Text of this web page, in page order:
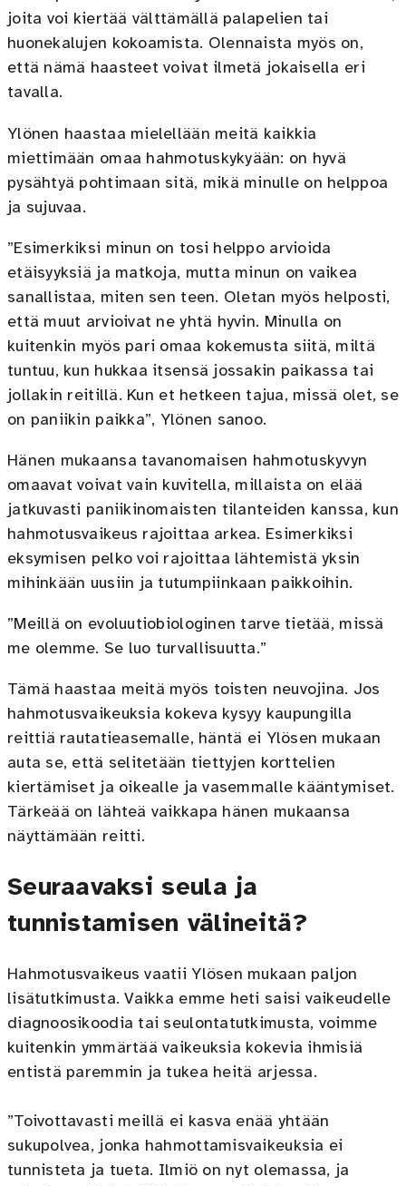
joita voi kiertää välttämällä palapelien tai
huonekalujen kokoamista. Olennaista myös on,
että nämä haasteet voivat ilmetä jokaisella eri
tavalla.
Ylönen haastaa mielellään meitä kaikkia
miettimään omaa hahmotuskykyään: on hyvä
pysähtyä pohtimaan sitä, mikä minulle on helppoa
ja sujuvaa.
”Esimerkiksi minun on tosi helppo arvioida
etäisyyksiä ja matkoja, mutta minun on vaikea
sanallistaa, miten sen teen. Oletan myös helposti,
että muut arvioivat ne yhtä hyvin. Minulla on
kuitenkin myös pari omaa kokemusta siitä, miltä
tuntuu, kun hukkaa itsensä jossakin paikassa tai
jollakin reitillä. Kun et hetkeen tajua, missä olet, se
on paniikin paikka”, Ylönen sanoo.
Hänen mukaansa tavanomaisen hahmotuskyvyn
omaavat voivat vain kuvitella, millaista on elää
jatkuvasti paniikinomaisten tilanteiden kanssa, kun
hahmotusvaikeus rajoittaa arkea. Esimerkiksi
eksymisen pelko voi rajoittaa lähtemistä yksin
mihinkään uusiin ja tutumpiinkaan paikkoihin.
”Meillä on evoluutiobiologinen tarve tietää, missä
me olemme. Se luo turvallisuutta.”
Tämä haastaa meitä myös toisten neuvojina. Jos
hahmotusvaikeuksia kokeva kysyy kaupungilla
reittiä rautatieasemalle, häntä ei Ylösen mukaan
auta se, että selitetään tiettyjen korttelien
kiertämiset ja oikealle ja vasemmalle kääntymiset.
Tärkeää on lähteä vaikkapa hänen mukaansa
näyttämään reitti.
Seuraavaksi seula ja
tunnistamisen välineitä?
Hahmotusvaikeus vaatii Ylösen mukaan paljon
lisätutkimusta. Vaikka emme heti saisi vaikeudelle
diagnoosikoodia tai seulontatutkimusta, voimme
kuitenkin ymmärtää vaikeuksia kokevia ihmisiä
entistä paremmin ja tukea heitä arjessa.
”Toivottavasti meillä ei kasva enää yhtään
sukupolvea, jonka hahmottamisvaikeuksia ei
tunnisteta ja tueta. Ilmiö on nyt olemassa, ja